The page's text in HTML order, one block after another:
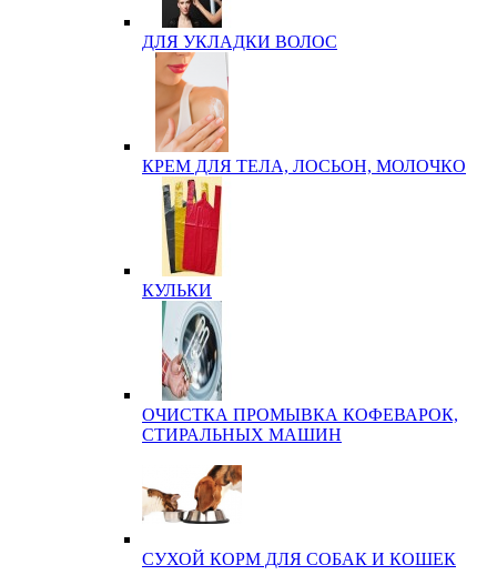
ДЛЯ УКЛАДКИ ВОЛОС
КРЕМ ДЛЯ ТЕЛА, ЛОСЬОН, МОЛОЧКО
КУЛЬКИ
ОЧИСТКА ПРОМЫВКА КОФЕВАРОК,
СТИРАЛЬНЫХ МАШИН
СУХОЙ КОРМ ДЛЯ СОБАК И КОШЕК